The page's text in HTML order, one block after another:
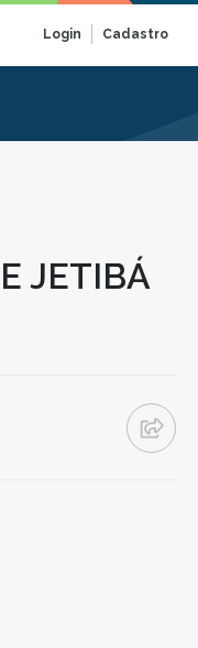
Login Cadastro
JETIBÁ